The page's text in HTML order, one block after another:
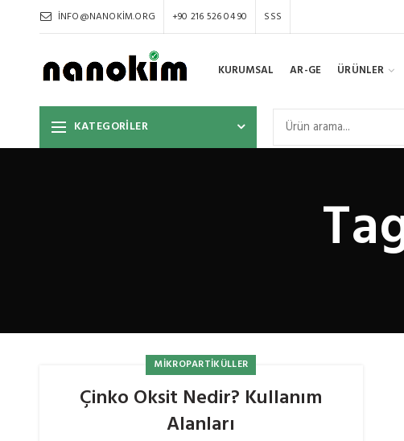
INFO@NANOKIM.ORG +90 216 526 04 90 SSS
KURUMSAL AR-GE ÜRÜNLER
KATEGORİLER
MIKROPARTIKÜLLER
Çinko Oksit Nedir? Kullanım
Alanları